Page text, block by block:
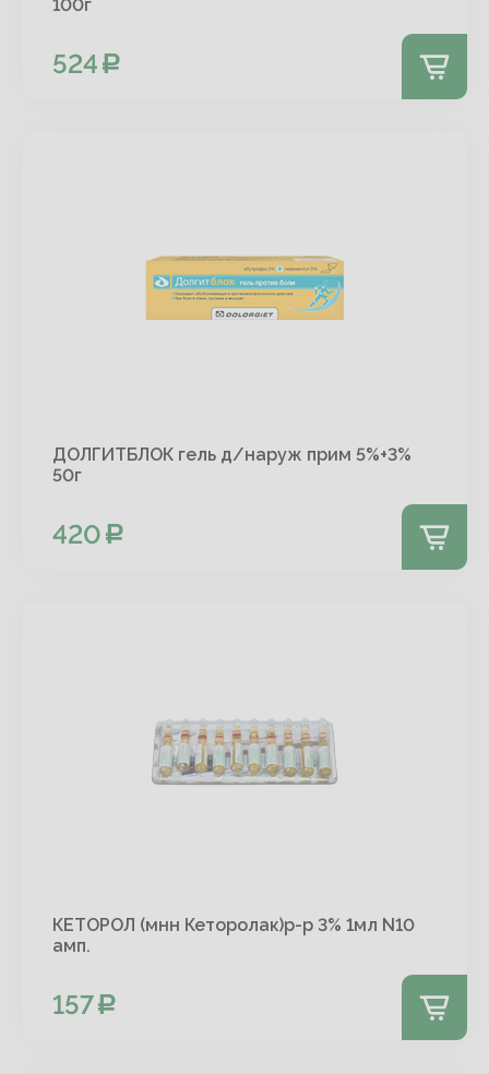
100г
524
ДОЛГИТБЛОК гель д/наруж прим 5%+3%
50г
420
КЕТОРОЛ (мнн Кеторолак)р-р 3% 1мл N10
амп.
157